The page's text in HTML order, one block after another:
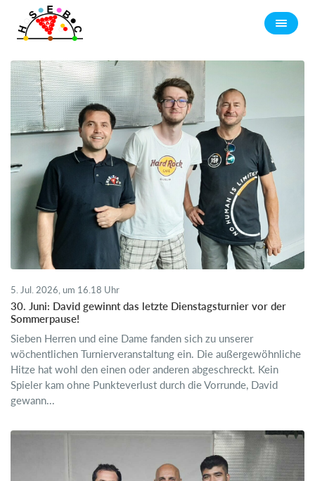
5. Jul. 2026, um 16.18 Uhr
30. Juni: David gewinnt das letzte Dienstagsturnier vor der
Sommerpause!
Sieben Herren und eine Dame fanden sich zu unserer
wöchentlichen Turnierveranstaltung ein. Die außergewöhnliche
Hitze hat wohl den einen oder anderen abgeschreckt. Kein
Spieler kam ohne Punkteverlust durch die Vorrunde, David
gewann...